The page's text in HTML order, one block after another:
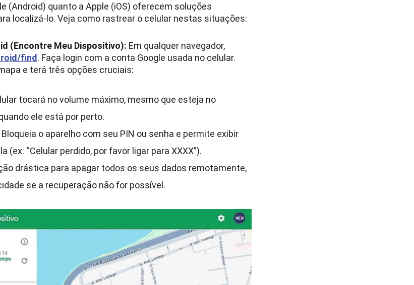
(Android) quanto a Apple (iOS) oferecem soluções
localizá-lo. Veja como rastrear o celular nestas situações:
(Encontre Meu Dispositivo): Em qualquer navegador,
find . Faça login com a conta Google usada no celular.
e terá três opções cruciais:
tocará no volume máximo, mesmo que esteja no
ele está por perto.
Bloqueia o aparelho com seu PIN ou senha e permite exibir
(ex: “Celular perdido, por favor ligar para XXXX”).
drástica para apagar todos os seus dados remotamente,
se a recuperação não for possível.